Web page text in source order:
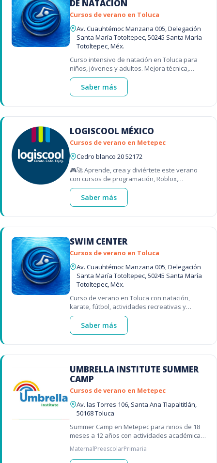
DE NATACIÓN
Cursos de verano en Toluca
Av. Cuauhtémoc Manzana 005, Delegación
Santa María Totoltepec, 50245 Santa María
Totoltepec, Méx.
Curso intensivo de natación en Toluca para
niños, jóvenes y adultos. Mejora técnica,
confianza y condición física este verano. 🌊✨
Saber más
LOGISCOOL MÉXICO
Cursos de verano en Metepec
Cedro blanco 20 52172
🎮🚀 Aprende, crea y diviértete este verano
con cursos de programación, Roblox,
Minecraft, inteligencia artificial, diseño digital y
más.Saber más
SWIM CENTER
Cursos de verano en Toluca
Av. Cuauhtémoc Manzana 005, Delegación
Santa María Totoltepec, 50245 Santa María
Totoltepec, Méx.
Curso de verano en Toluca con natación,
karate, fútbol, actividades recreativas y
mucho más para desarrollar habilidades
mientras se divierten 🌟
Saber más
UMBRELLA INSTITUTE SUMMER
CAMP
Cursos de verano en Metepec
Av. las Torres 106, Santa Ana Tlapaltitlán,
50168 Toluca
Summer Camp en Metepec para niños de 18
meses a 12 años con actividades académicas,
MaternalPreescolarPrimaria